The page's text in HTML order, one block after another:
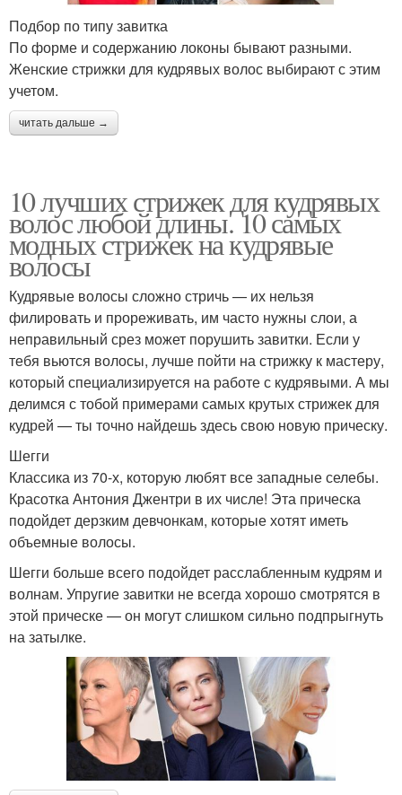
Подбор по типу завитка
По форме и содержанию локоны бывают разными.
Женские стрижки для кудрявых волос выбирают с этим
учетом.
читать дальше →
10 лучших стрижек для кудрявых
волос любой длины. 10 самых
модных стрижек на кудрявые
волосы
Кудрявые волосы сложно стричь — их нельзя
филировать и прореживать, им часто нужны слои, а
неправильный срез может порушить завитки. Если у
тебя вьются волосы, лучше пойти на стрижку к мастеру,
который специализируется на работе с кудрявыми. А мы
делимся с тобой примерами самых крутых стрижек для
кудрей — ты точно найдешь здесь свою новую прическу.
Шегги
Классика из 70-х, которую любят все западные селебы.
Красотка Антония Джентри в их числе! Эта прическа
подойдет дерзким девчонкам, которые хотят иметь
объемные волосы.
Шегги больше всего подойдет расслабленным кудрям и
волнам. Упругие завитки не всегда хорошо смотрятся в
этой прическе — он могут слишком сильно подпрыгнуть
на затылке.